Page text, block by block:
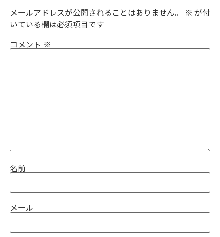
メールアドレスが公開されることはありません。 ※ が付
いている欄は必須項目です
コメント ※
名前
メール